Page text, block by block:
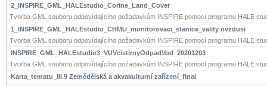
2_INSPIRE_GML_HALEstudio_Corine_Land_Cover
Tvorba GML souboru odpovídajícího požadavkům INSPIRE pomocí programu HALE
1_INSPIRE_GML_HALEstudio_CHMU_monitorovaci_stanice_vality ovzdusi
Tvorba GML souboru odpovídajícího požadavkům INSPIRE pomocí programu HALE
INSPIRE_GML_HALEstudio3_VUVcistirnyOdpadVod_20201203
Tvorba GML souboru odpovídajícího požadavkům INSPIRE pomocí programu HALE
Karta_tematu_III.9 Zemědělská a akvakulturní zařízení_final